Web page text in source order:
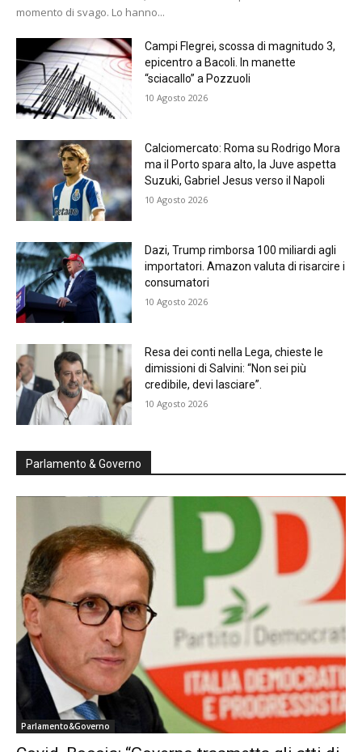
momento di svago. Lo hanno...
Campi Flegrei, scossa di magnitudo 3,
epicentro a Bacoli. In manette
“sciacallo” a Pozzuoli
10 Agosto 2026
Calciomercato: Roma su Rodrigo Mora
ma il Porto spara alto, la Juve aspetta
Suzuki, Gabriel Jesus verso il Napoli
10 Agosto 2026
Dazi, Trump rimborsa 100 miliardi agli
importatori. Amazon valuta di risarcire i
consumatori
10 Agosto 2026
Resa dei conti nella Lega, chieste le
dimissioni di Salvini: “Non sei più
credibile, devi lasciare”.
10 Agosto 2026
Parlamento & Governo
Parlamento&Governo